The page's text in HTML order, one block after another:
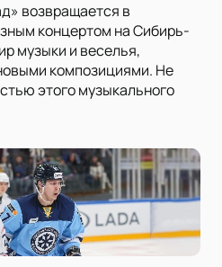
возвращается в
концертом на Сибирь-
музыки и веселья,
композициями. Не
этого музыкального